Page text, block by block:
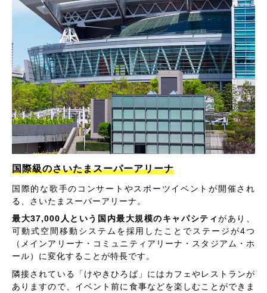
国際級のさいたまスーパーアリーナ
国際的な歌手のコンサートやスポーツイベントが開催され
る、さいたまスーパーアリーナ。
最大37,000人という国内最大規模のキャパシティがあり、
可動式空間移動システムを採用したことでステージが4つ
（メインアリーナ・コミュニティアリーナ・スタジアム・ホ
ール）に変化することが特長です。
隣接されている「けやきひろば」にはカフェやレストランが
ありますので、イベント前に食事などを楽しむことができま